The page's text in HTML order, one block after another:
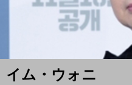
イム・ウォニ